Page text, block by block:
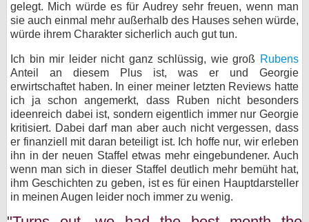
gelegt. Mich würde es für Audrey sehr freuen, wenn man
sie auch einmal mehr außerhalb des Hauses sehen würde,
würde ihrem Charakter sicherlich auch gut tun.
Ich bin mir leider nicht ganz schlüssig, wie groß Rubens
Anteil an diesem Plus ist, was er und Georgie
erwirtschaftet haben. In einer meiner letzten Reviews hatte
ich ja schon angemerkt, dass Ruben nicht besonders
ideenreich dabei ist, sondern eigentlich immer nur Georgie
kritisiert. Dabei darf man aber auch nicht vergessen, dass
er finanziell mit daran beteiligt ist. Ich hoffe nur, wir erleben
ihn in der neuen Staffel etwas mehr eingebundener. Auch
wenn man sich in dieser Staffel deutlich mehr bemüht hat,
ihm Geschichten zu geben, ist es für einen Hauptdarsteller
in meinen Augen leider noch immer zu wenig.